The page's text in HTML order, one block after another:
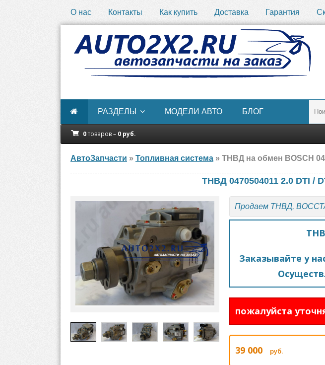
О нас Контакты Как купить Доставка Гарантия
РАЗДЕЛЫ МОДЕЛИ АВТО БЛОГ
0товаров – 0 руб.
АвтоЗапчасти » Топливная система » ТНВД на обмен BOSCH
ТНВД 0470504011 2.0 DTI
Продаем ТНВД,
Заказывайте у
пожалуйста
39 000 руб.